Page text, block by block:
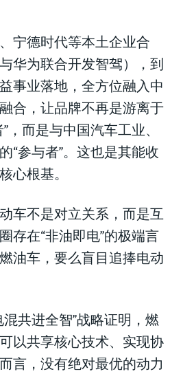
宁德时代等本土企业合
华为联合开发智驾），到
事业落地，全方位融入中
合，让品牌不再是游离于
，而是与中国汽车工业、
“参与者”。这也是其能收
心根基。
车不是对立关系，而是互
存在“非油即电”的极端言
油车，要么盲目追捧电动
共进全智”战略证明，燃
以共享核心技术、实现协
言，没有绝对最优的动力